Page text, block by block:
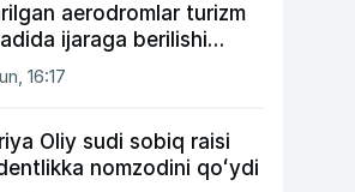
aerodromlar turizm
ijaraga berilishi
16:17
Oliy sudi sobiq raisi
nomzodini qoʻydi